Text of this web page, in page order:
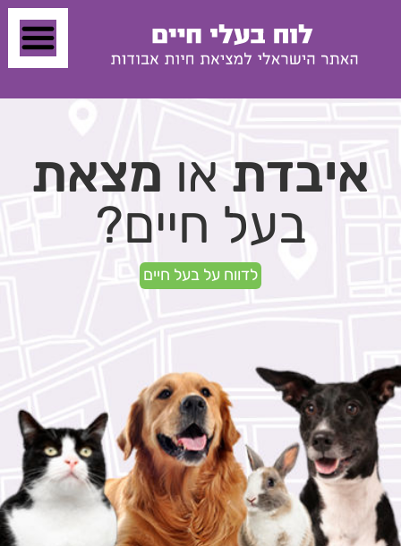
איבדת או מצאת
בעל חיים?
לדווח על בעל חיים